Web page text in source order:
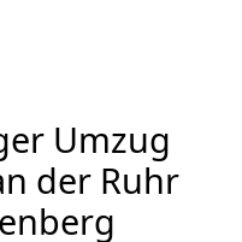
Umzug
der Ruhr